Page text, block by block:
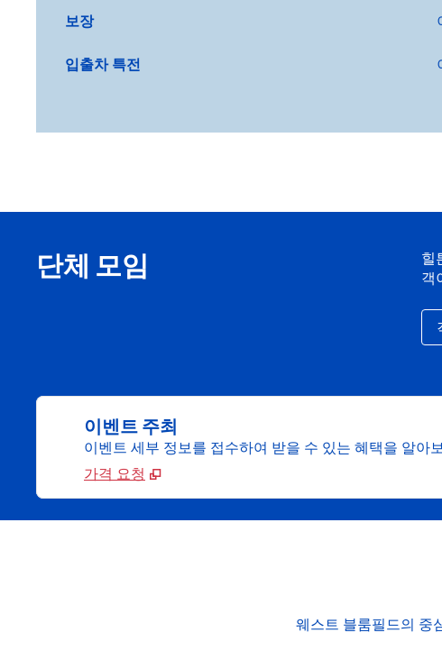
보장
입출차 특전
단체 모임
힐
객
이벤트 주최
이벤트 세부 정보를 접수하여 받을 수 있는 혜택을 알아
가격 요청
웨스트 블룸필드의 중